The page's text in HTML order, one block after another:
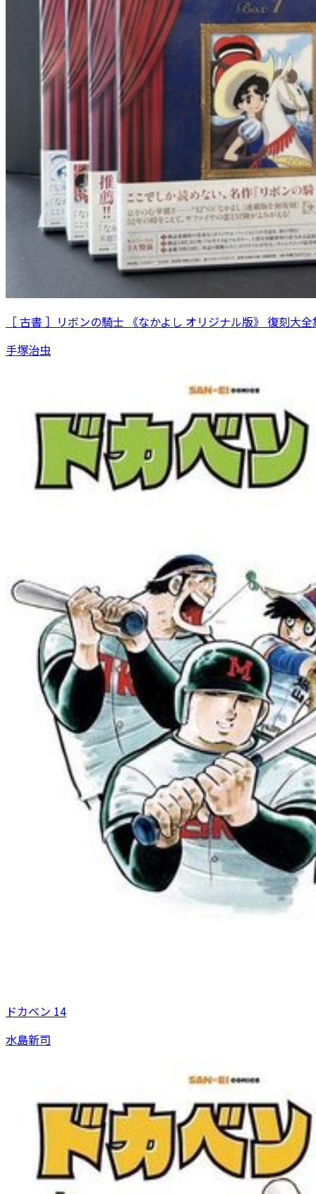
［ 古書 ］リボンの騎士 《なかよし オリジナル版》 復刻大
手塚治虫
ドカベン 14
水島新司